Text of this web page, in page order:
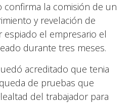
confirma la comisión de un
y revelación de
espiado el empresario el
durante tres meses.
acreditado que tenia
de pruebas que
del trabajador para